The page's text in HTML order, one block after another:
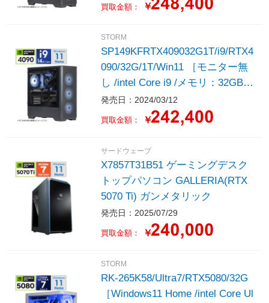
買取金額： ￥
STORM
SP149KFRTX409032G1T/i9/RTX4
090/32G/1T/Win11 ［モニター無
し /intel Core i9 /メモリ：32GB /
SSD：1TB］
発売日：2024/03/12
買取金額： ￥
サードウェーブ
X7857T31B51 ゲーミングデスク
トップパソコン GALLERIA(RTX
5070 Ti) ガンメタリック
発売日：2025/07/29
買取金額： ￥
STORM
RK-265K58/Ultra7/RTX5080/32G
［Windows11 Home /intel Core Ul